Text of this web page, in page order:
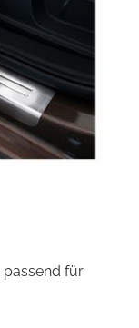
passend für